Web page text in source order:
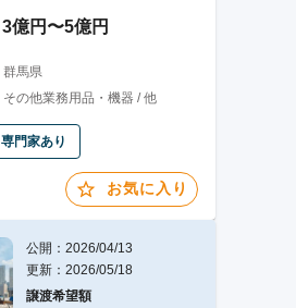
3億円〜5億円
群馬県
その他業務用品・機器 / 他
専門家あり
お気に入り
公開：2026/04/13
更新：2026/05/18
譲渡希望額